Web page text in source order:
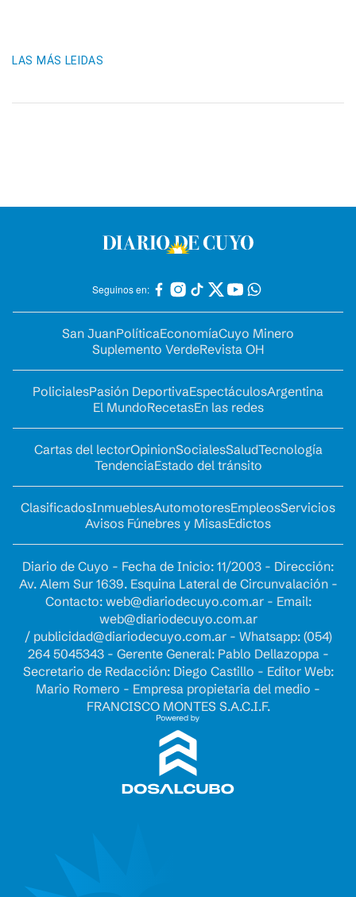
LAS MÁS LEIDAS
Seguinos en:
San JuanPolíticaEconomíaCuyo Minero
Suplemento VerdeRevista OH
PolicialesPasión DeportivaEspectáculosArgentina
El MundoRecetasEn las redes
Cartas del lectorOpinionSocialesSaludTecnología
TendenciaEstado del tránsito
ClasificadosInmueblesAutomotoresEmpleosServicios
Avisos Fúnebres y MisasEdictos
Diario de Cuyo - Fecha de Inicio: 11/2003 - Dirección:
Av. Alem Sur 1639. Esquina Lateral de Circunvalación -
Contacto: web@diariodecuyo.com.ar- Email:
web@diariodecuyo.com.ar
/ publicidad@diariodecuyo.com.ar- Whatsapp: (054)
264 5045343 - Gerente General: Pablo Dellazoppa -
Secretario de Redacción: Diego Castillo - Editor Web:
Mario Romero - Empresa propietaria del medio -
FRANCISCO MONTES S.A.C.I.F.